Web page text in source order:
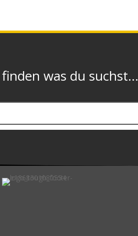
was du suchst...